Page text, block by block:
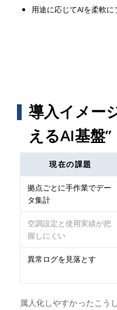
用途に応じてAIを柔軟
導入イメー
えるAI基盤”
現在の課題
拠点ごとに手作業でデー
タ集計
空調設定と使用実績が把
握しにくい
異常ログを見落とす
属人化しやすかったこう